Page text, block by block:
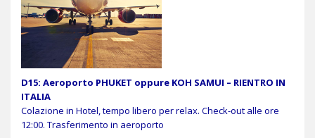
D15: Aeroporto PHUKET oppure KOH SAMUI – RIENTRO IN
ITALIA
Colazione in Hotel, tempo libero per relax. Check-out alle ore
12:00. Trasferimento in aeroporto